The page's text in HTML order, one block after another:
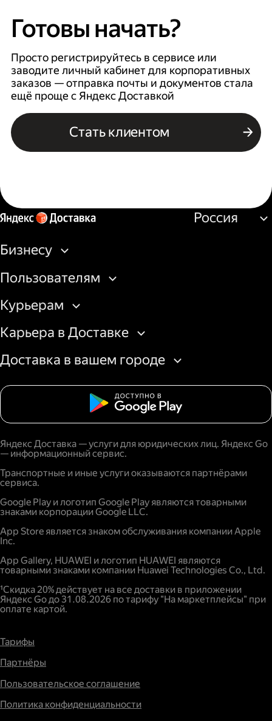
Готовы начать?
Просто регистрируйтесь в сервисе или
заводите личный кабинет для корпоративных
заказов — отправка почты и документов стала
ещё проще с Яндекс Доставкой
Стать клиентом
Россия
Бизнесу
Пользователям
Курьерам
Карьера в Доставке
Доставка в вашем городе
Яндекс Доставка — услуги для юридических лиц. Яндекс Go
— информационный сервис.
Транспортные и иные услуги оказываются партнёрами
сервиса.
Google Play и логотип Google Play являются товарными
знаками корпорации Google LLC.
App Store является знаком обслуживания компании Apple
Inc.
App Gallery, HUAWEI и логотип HUAWEI являются
товарными знаками компании Huawei Technologies Co., Ltd.
¹Скидка 20% действует на все доставки в приложении
Яндекс Go до 31.08.2026 по тарифу "На маркетплейсы" при
оплате картой.
Тарифы
Партнёры
Пользовательское соглашение
Политика конфиденциальности